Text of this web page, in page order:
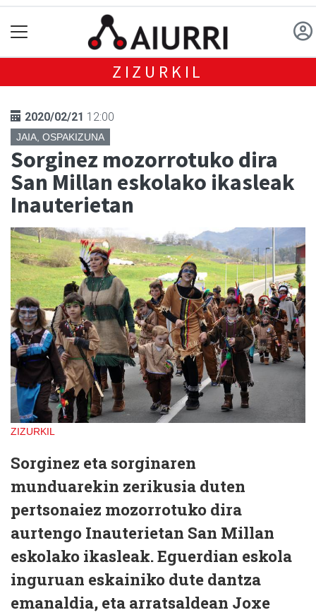
ZIZURKIL
2020/02/21 12:00
JAIA, OSPAKIZUNA
Sorginez mozorrotuko dira
San Millan eskolako ikasleak
Inauterietan
ZIZURKIL
Sorginez eta sorginaren
munduarekin zerikusia duten
pertsonaiez mozorrotuko dira
aurtengo Inauterietan San Millan
eskolako ikasleak. Eguerdian eskola
inguruan eskainiko dute dantza
emanaldia, eta arratsaldean Joxe